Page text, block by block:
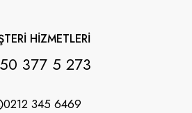
HİZMETLERİ
377 5 273
0212 345 6469